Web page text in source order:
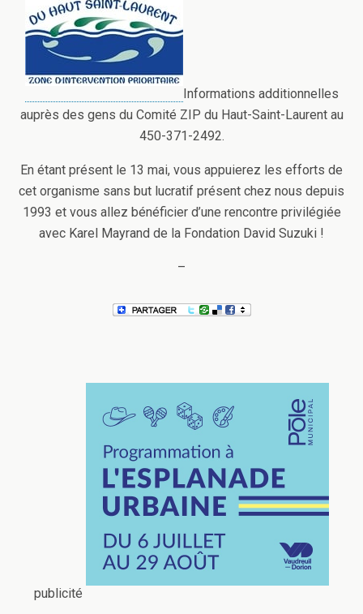
Informations additionnelles
auprès des gens du Comité ZIP du Haut-Saint-Laurent au
450-371-2492.
En étant présent le 13 mai, vous appuierez les efforts de
cet organisme sans but lucratif présent chez nous depuis
1993 et vous allez bénéficier d’une rencontre privilégiée
avec Karel Mayrand de la Fondation David Suzuki !
–
publicité